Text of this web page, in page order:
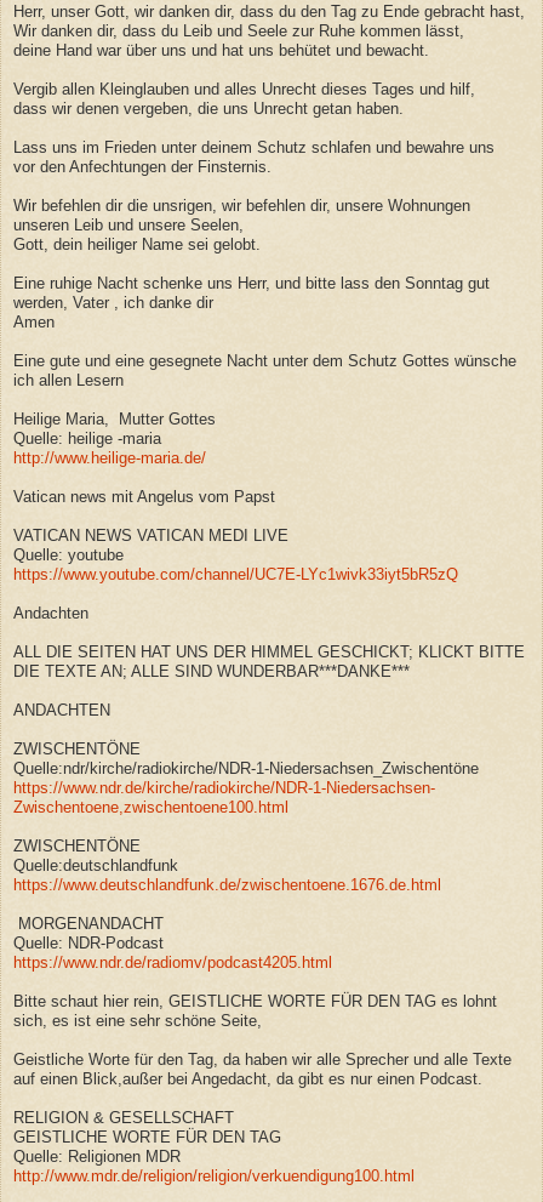
Herr, unser Gott, wir danken dir, dass du den Tag zu Ende gebracht hast,
Wir danken dir, dass du Leib und Seele zur Ruhe kommen lässt,
deine Hand war über uns und hat uns behütet und bewacht.
Vergib allen Kleinglauben und alles Unrecht dieses Tages und hilf,
dass wir denen vergeben, die uns Unrecht getan haben.
Lass uns im Frieden unter deinem Schutz schlafen und bewahre uns
vor den Anfechtungen der Finsternis.
Wir befehlen dir die unsrigen, wir befehlen dir, unsere Wohnungen
unseren Leib und unsere Seelen,
Gott, dein heiliger Name sei gelobt.
Eine ruhige Nacht schenke uns Herr, und bitte lass den Sonntag gut
werden, Vater , ich danke dir
Amen
Eine gute und eine gesegnete Nacht unter dem Schutz Gottes wünsche
ich allen Lesern
Heilige Maria, Mutter Gottes
Quelle: heilige -maria
http://www.heilige-maria.de/
Vatican news mit Angelus vom Papst
VATICAN NEWS VATICAN MEDI LIVE
Quelle: youtube
https://www.youtube.com/channel/UC7E-LYc1wivk33iyt5bR5zQ
Andachten
ALL DIE SEITEN HAT UNS DER HIMMEL GESCHICKT; KLICKT BITTE
DIE TEXTE AN; ALLE SIND WUNDERBAR***DANKE***
ANDACHTEN
ZWISCHENTÖNE
Quelle:ndr/kirche/radiokirche/NDR-1-Niedersachsen_Zwischentöne
https://www.ndr.de/kirche/radiokirche/NDR-1-Niedersachsen-
Zwischentoene,zwischentoene100.html
ZWISCHENTÖNE
Quelle:deutschlandfunk
https://www.deutschlandfunk.de/zwischentoene.1676.de.html
MORGENANDACHT
Quelle: NDR-Podcast
https://www.ndr.de/radiomv/podcast4205.html
Bitte schaut hier rein, GEISTLICHE WORTE FÜR DEN TAG es lohnt
sich, es ist eine sehr schöne Seite,
Geistliche Worte für den Tag, da haben wir alle Sprecher und alle Texte
auf einen Blick,außer bei Angedacht, da gibt es nur einen Podcast.
RELIGION & GESELLSCHAFT
GEISTLICHE WORTE FÜR DEN TAG
Quelle: Religionen MDR
http://www.mdr.de/religion/religion/verkuendigung100.html